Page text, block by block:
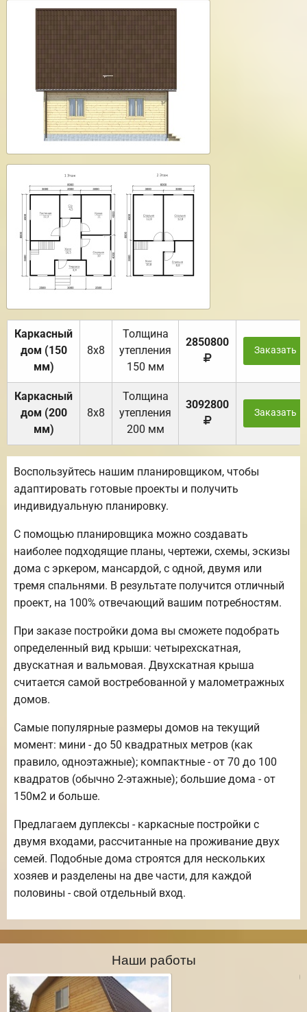
Каркасный
дом (150
мм)
8х8
Толщина
утепления
150 мм
2850800
Заказать
Каркасный
дом (200
мм)
8х8
Толщина
утепления
200 мм
3092800
Заказать
Воспользуйтесь нашим планировщиком, чтобы
адаптировать готовые проекты и получить
индивидуальную планировку.
С помощью планировщика можно создавать
наиболее подходящие планы, чертежи, схемы, эскизы
дома с эркером, мансардой, с одной, двумя или
тремя спальнями. В результате получится отличный
проект, на 100% отвечающий вашим потребностям.
При заказе постройки дома вы сможете подобрать
определенный вид крыши: четырехскатная,
двускатная и вальмовая. Двухскатная крыша
считается самой востребованной у малометражных
домов.
Самые популярные размеры домов на текущий
момент: мини - до 50 квадратных метров (как
правило, одноэтажные); компактные - от 70 до 100
квадратов (обычно 2-этажные); большие дома - от
150м2 и больше.
Предлагаем дуплексы - каркасные постройки с
двумя входами, рассчитанные на проживание двух
семей. Подобные дома строятся для нескольких
хозяев и разделены на две части, для каждой
половины - свой отдельный вход.
Наши работы